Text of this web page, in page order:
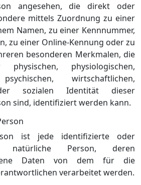
angesehen, die direkt oder
mittels Zuordnung zu einer
Namen, zu einer Kennnummer,
zu einer Online-Kennung oder zu
besonderen Merkmalen, die
physiologischen,
wirtschaftlichen,
sozialen Identität dieser
sind, identifiziert werden kann.
ist jede identifizierte oder
natürliche Person, deren
Daten von dem für die
verarbeitet werden.